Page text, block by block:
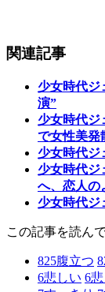
関連記事
少女時代ジ
演”
少女時代ジ
で女性美発
少女時代ジ
少女時代
へ、恋人の
少女時代ジ
この記事を読ん
825腹立つ
6悲しい 6